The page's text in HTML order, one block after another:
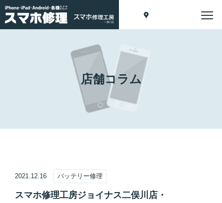
店舗コラム
2021.12.16 バッテリー修理
スマホ修理工房ジョイナス二俣川店・